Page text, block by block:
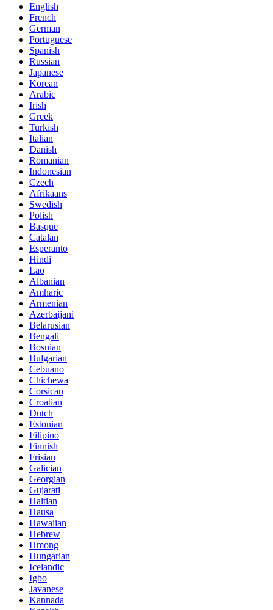
English
French
German
Portuguese
Spanish
Russian
Japanese
Korean
Arabic
Irish
Greek
Turkish
Italian
Danish
Romanian
Indonesian
Czech
Afrikaans
Swedish
Polish
Basque
Catalan
Esperanto
Hindi
Lao
Albanian
Amharic
Armenian
Azerbaijani
Belarusian
Bengali
Bosnian
Bulgarian
Cebuano
Chichewa
Corsican
Croatian
Dutch
Estonian
Filipino
Finnish
Frisian
Galician
Georgian
Gujarati
Haitian
Hausa
Hawaiian
Hebrew
Hmong
Hungarian
Icelandic
Igbo
Javanese
Kannada